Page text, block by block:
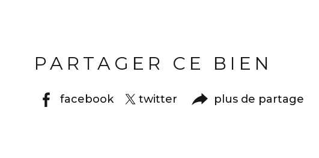
PARTAGER CE BIEN
facebook twitter plus de partage